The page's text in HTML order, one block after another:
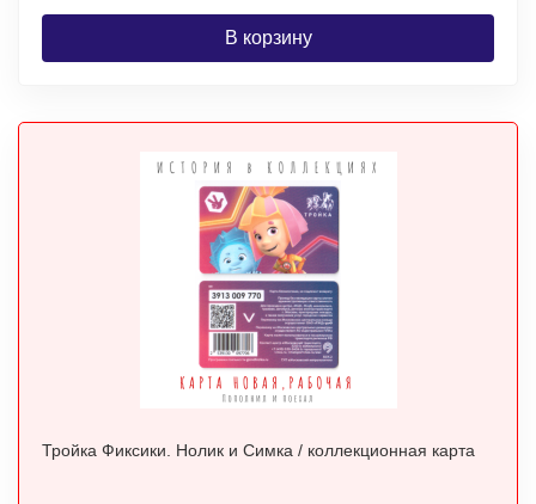
В корзину
Тройка Фиксики. Нолик и Симка / коллекционная карта